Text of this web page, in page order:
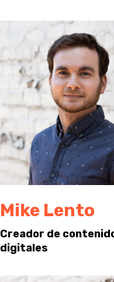
Mike Lento
Creador de
digitales